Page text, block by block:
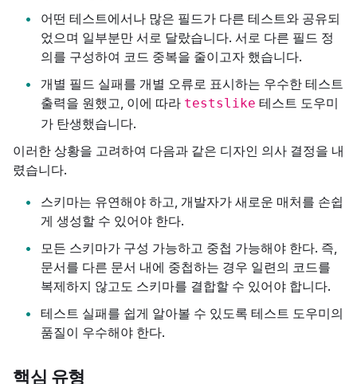
어떤 테스트에서나 많은 필드가 다른 테스트와 공유되
었으며 일부분만 서로 달랐습니다. 서로 다른 필드 정
의를 구성하여 코드 중복을 줄이고자 했습니다.
개별 필드 실패를 개별 오류로 표시하는 우수한 테스트
출력을 원했고, 이에 따라 testslike 테스트 도우미
가 탄생했습니다.
이러한 상황을 고려하여 다음과 같은 디자인 의사 결정을 내
렸습니다.
스키마는 유연해야 하고, 개발자가 새로운 매처를 손쉽
게 생성할 수 있어야 한다.
모든 스키마가 구성 가능하고 중첩 가능해야 한다. 즉,
문서를 다른 문서 내에 중첩하는 경우 일련의 코드를
복제하지 않고도 스키마를 결합할 수 있어야 합니다.
테스트 실패를 쉽게 알아볼 수 있도록 테스트 도우미의
품질이 우수해야 한다.
핵심 유형